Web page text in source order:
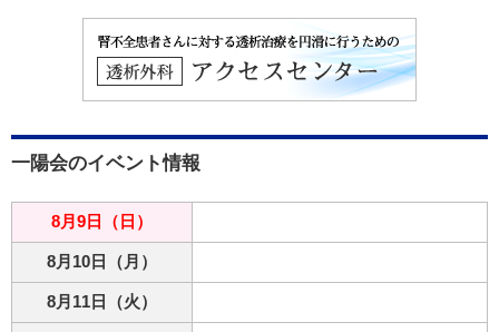
一陽会のイベント情報
8月9日（日）
8月10日（月）
8月11日（火）